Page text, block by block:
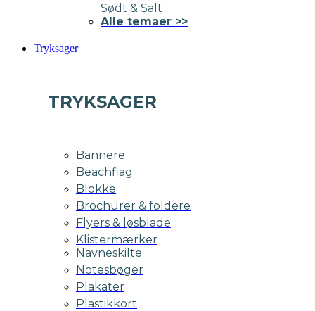
Sødt & Salt
Alle temaer >>
Tryksager
TRYKSAGER
Bannere
Beachflag
Blokke
Brochurer & foldere
Flyers & løsblade
Klistermærker
Navneskilte
Notesbøger
Plakater
Plastikkort